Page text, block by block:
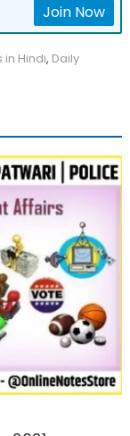
Join Now
in Hindi, Daily